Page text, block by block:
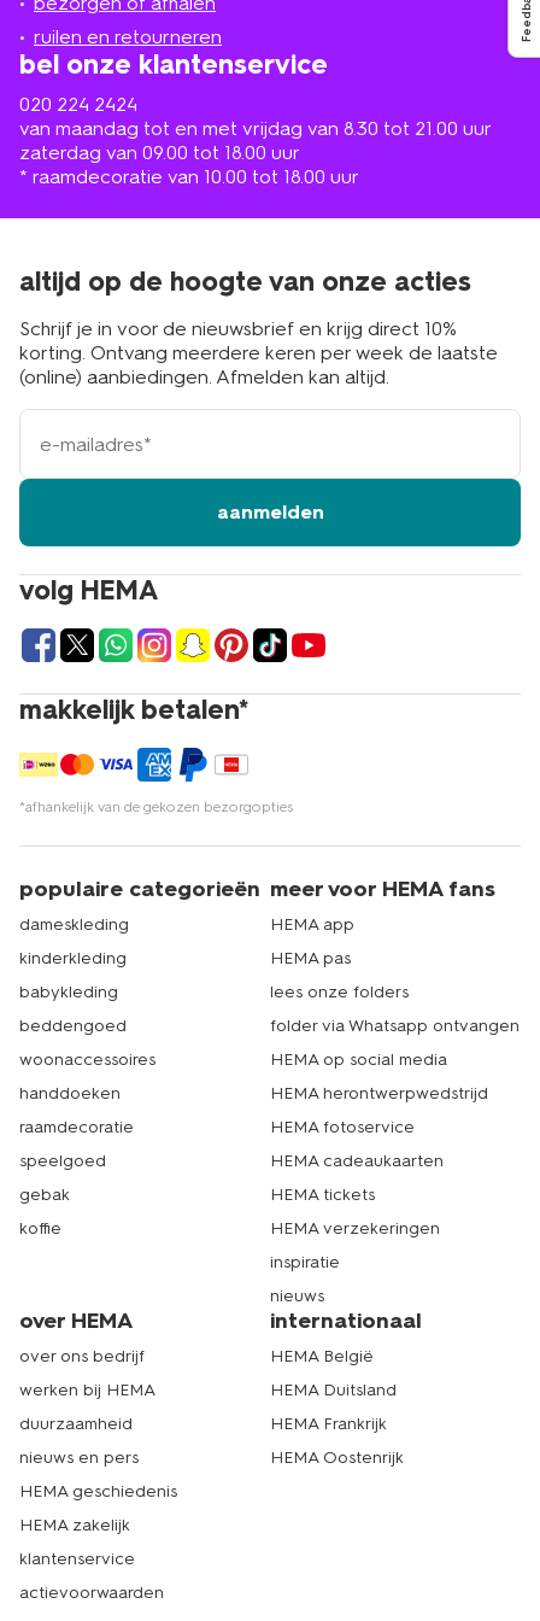
Feedback
ruilen en retourneren
bel onze klantenservice
020 224 2424
van maandag tot en met vrijdag van 8.30 tot 21.00 uur
zaterdag van 09.00 tot 18.00 uur
* raamdecoratie van 10.00 tot 18.00 uur
buurt
volg HEMA
makkelijk betalen*
*afhankelijk van de gekozen bezorgopties
altijd op de hoogte van onze acties
Schrijf je in voor de nieuwsbrief en krijg direct 10%
korting. Ontvang meerdere keren per week de laatste
(online) aanbiedingen. Afmelden kan altijd.
e-
mailadres
aanmelden
populaire categorieën
dameskleding
kinderkleding
babykleding
beddengoed
woonaccessoires
handdoeken
raamdecoratie
speelgoed
gebak
koffie
meer voor HEMA fans
HEMA app
HEMA pas
lees onze folders
folder via Whatsapp ontvangen
HEMA op social media
HEMA herontwerpwedstrijd
HEMA fotoservice
HEMA cadeaukaarten
HEMA tickets
HEMA verzekeringen
inspiratie
nieuws
over HEMA
over ons bedrijf
werken bij HEMA
duurzaamheid
nieuws en pers
HEMA geschiedenis
HEMA zakelijk
klantenservice
actievoorwaarden
internationaal
HEMA België
HEMA Duitsland
HEMA Frankrijk
HEMA Oostenrijk